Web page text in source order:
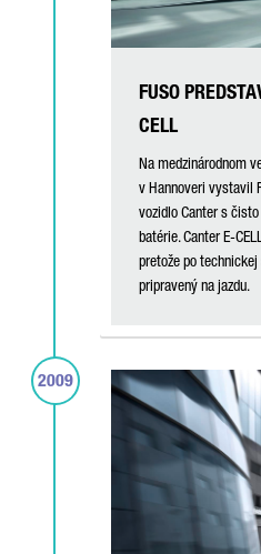
FUSO
CELL
Na medzinárodnom
v Hannoveri vystavil
vozidlo Canter s
batérie. Canter E-
pretože po
pripravený na jazdu.
2009